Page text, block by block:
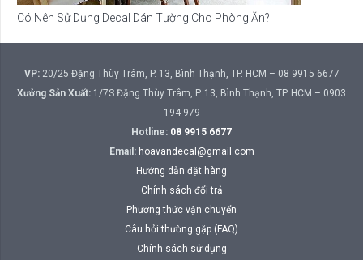
Có Nên Sử Dụng Decal Dán Tường Cho Phòng Ăn?
VP:20/25 Đặng Thùy Trâm, P. 13, Bình Thạnh, TP. HCM – 08 9915 6677
Xưởng Sản Xuất: 1/7S Đặng Thùy Trâm, P. 13, Bình Thạnh, TP. HCM – 0903
194 979
Hotline: 08 9915 6677
Email: hoavandecal@gmail.com
Hướng dẫn đặt hàng
Chính sách đổi trả
Phương thức vận chuyển
Câu hỏi thường gặp (FAQ)
Chính sách sử dụng